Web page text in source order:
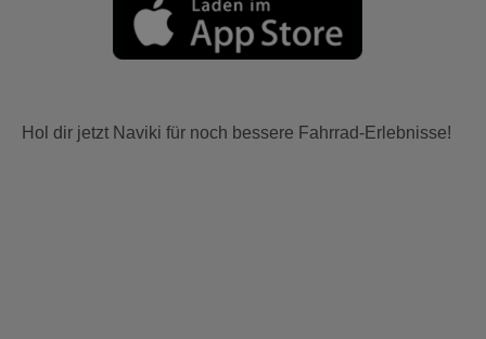
Hol dir jetzt Naviki für noch bessere Fahrrad-Erlebnisse!